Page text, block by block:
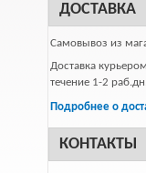
ДОСТАВКА
Самовывоз из
Доставка
течение 1-2
Подробнее о
КОНТАКТЫ